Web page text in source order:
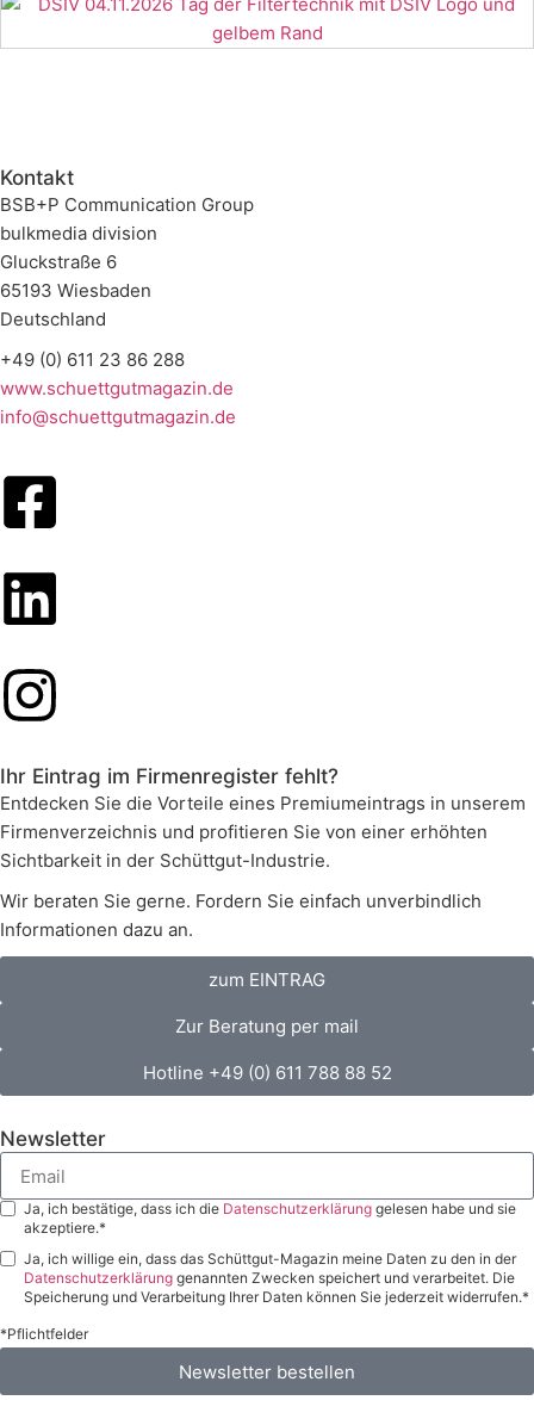
Kontakt
BSB+P Communication Group
bulkmedia division
Gluckstraße 6
65193 Wiesbaden
Deutschland
+49 (0) 611 23 86 288
www.schuettgutmagazin.de
info@schuettgutmagazin.de
Ihr Eintrag im Firmenregister fehlt?
Entdecken Sie die Vorteile eines Premiumeintrags in unserem
Firmenverzeichnis und profitieren Sie von einer erhöhten
Sichtbarkeit in der Schüttgut-Industrie.
Wir beraten Sie gerne. Fordern Sie einfach unverbindlich
Informationen dazu an.
zum EINTRAG
Zur Beratung per mail
Hotline +49 (0) 611 788 88 52
Newsletter
Ja, ich bestätige, dass ich die Datenschutzerklärung gelesen habe und sie
akzeptiere.*
Ja, ich willige ein, dass das Schüttgut-Magazin meine Daten zu den in der
Datenschutzerklärung genannten Zwecken speichert und verarbeitet. Die
Speicherung und Verarbeitung Ihrer Daten können Sie jederzeit widerrufen.*
*Pflichtfelder
Newsletter bestellen